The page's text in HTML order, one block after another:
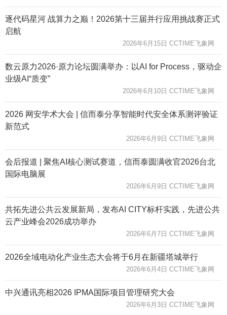
逐代码星河 战算力之巅！2026第十三届并行应用挑战赛正式
启航
2026年6月15日 CCTIME飞象网
数云原力2026·原力论坛圆满举办：以AI for Process，驱动企
业级AI“质变”
2026年6月10日 CCTIME飞象网
2026 网安学术大会 | 信而泰分享智能时代安全体系测评验证
新范式
2026年6月9日 CCTIME飞象网
会后报道 | 聚焦AI核心测试赛道，信而泰圆满收官2026台北
国际电脑展
2026年6月9日 CCTIME飞象网
共拓先进公共云发展新局，发布AI CITY标杆实践，先进公共
云产业峰会2026成功举办
2026年6月7日 CCTIME飞象网
2026全域电动化产业生态大会将于6月在新疆塔城举行
2026年6月4日 CCTIME飞象网
中兴通讯亮相2026 IPMA国际项目管理研究大会
2026年6月3日 CCTIME飞象网